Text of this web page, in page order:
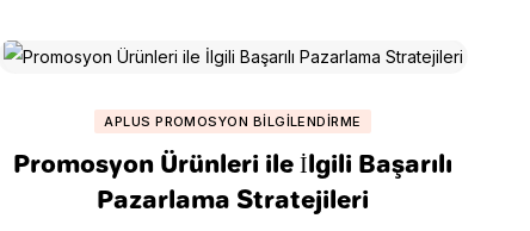
APLUS PROMOSYON BILGILENDIRME
Promosyon Ürünleri ile İlgili Başarılı
Pazarlama Stratejileri